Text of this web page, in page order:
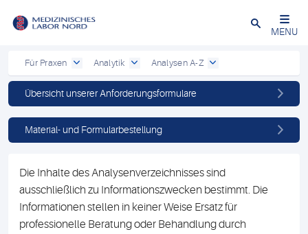
Schließen
MENU
Für Praxen Analytik Analysen A-Z
Übersicht unserer Anforderungsformulare
Material- und Formularbestellung
Die Inhalte des Analysenverzeichnisses sind
ausschließlich zu Informationszwecken bestimmt. Die
Informationen stellen in keiner Weise Ersatz für
professionelle Beratung oder Behandlung durch